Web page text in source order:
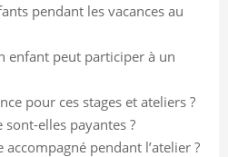
pendant les vacances au
enfant peut participer à un
pour ces stages et ateliers ?
sont-elles payantes ?
pendant l’atelier ?